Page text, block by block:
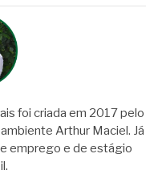
foi criada em 2017 pelo
Arthur Maciel. Já
emprego e de estágio